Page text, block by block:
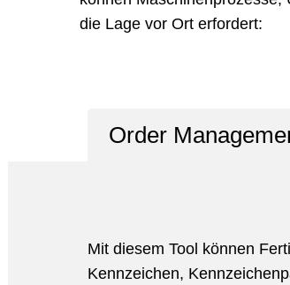
die Lage vor Ort erfordert:
Order
Mit diesem Tool können
Kennzeichen,